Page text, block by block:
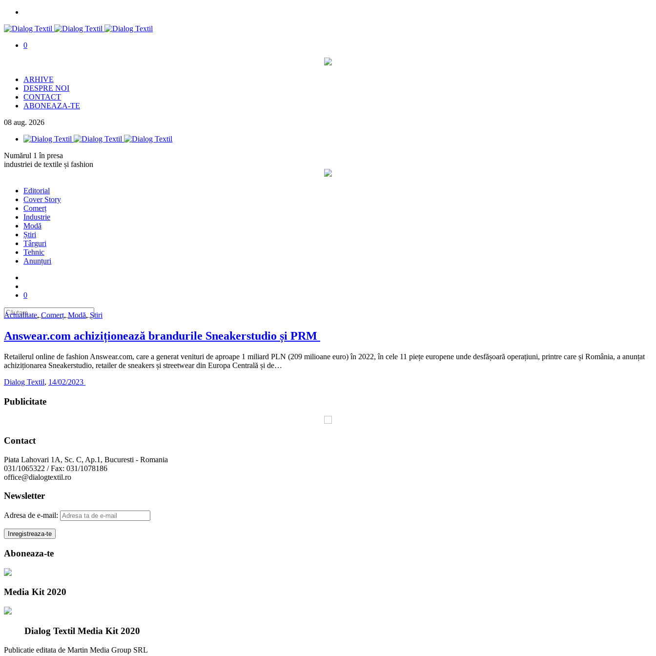
0
ARHIVE
DESPRE NOI
CONTACT
ABONEAZA-TE
08 aug. 2026
Numărul 1 în presa
industriei de textile și fashion
Editorial
Cover Story
Comerț
Industrie
Modă
Știri
Târguri
Tehnic
Anunțuri
0
Actualitate, Comerț, Modă, Știri
Answear.com achiziționează brandurile Sneakerstudio și PRM
Retailerul online de fashion Answear.com, care a generat venituri de aproape 1 miliard PLN (209 milioane euro) în 2022, în cele 11 piețe europene unde desfășoară operațiuni, printre care și România, a anunțat
achiziționarea Sneakerstudio, retailer de sneakers și streetwear din Europa Centrală și de…
Dialog Textil, 14/02/2023
Publicitate
Contact
Piata Lahovari 1A, Sc. C, Ap.1, Bucuresti - Romania
031/1065322 / Fax: 031/1078186
office@dialogtextil.ro
Newsletter
Adresa de e-mail:
Aboneaza-te
Media Kit 2020
Dialog Textil Media Kit 2020
Publicatie editata de Martin Media Group SRL